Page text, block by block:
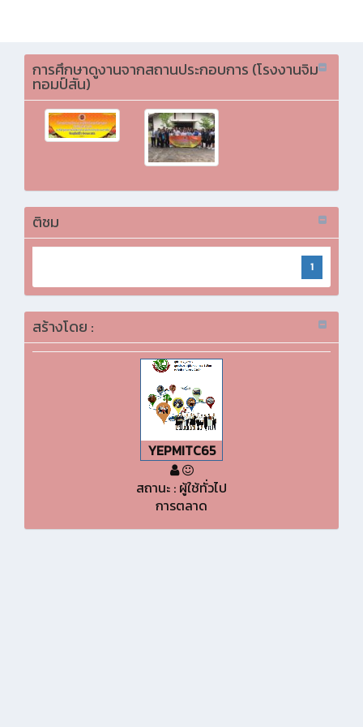
การศึกษาดูงานจากสถานประกอบการ (โรงงานจิม
ทอมป์สัน)
ติชม
1
สร้างโดย :
YEPMITC65
สถานะ : ผู้ใช้ทั่วไป
การตลาด